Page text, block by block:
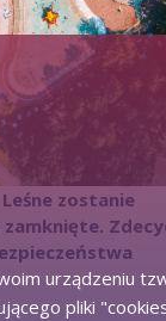
zostanie
zamknięte.
urządzeniu
pliki